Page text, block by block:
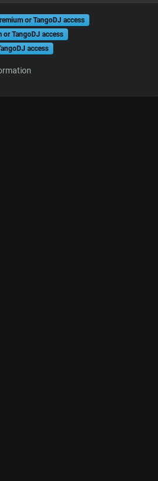
or TangoDJ access
or TangoDJ access
access